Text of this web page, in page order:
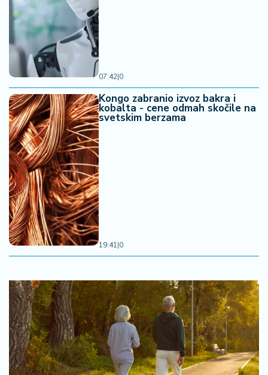
07:42|0
Kongo zabranio izvoz bakra i
kobalta - cene odmah skočile na
svetskim berzama
19:41|0